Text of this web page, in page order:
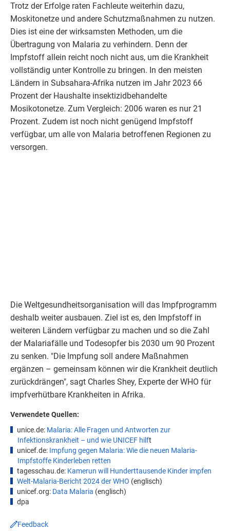
Trotz der Erfolge raten Fachleute weiterhin dazu,
Moskitonetze und andere Schutzmaßnahmen zu nutzen.
Dies ist eine der wirksamsten Methoden, um die
Übertragung von Malaria zu verhindern. Denn der
Impfstoff allein reicht noch nicht aus, um die Krankheit
vollständig unter Kontrolle zu bringen. In den meisten
Ländern in Subsahara-Afrika nutzen im Jahr 2023 66
Prozent der Haushalte insektizidbehandelte
Mosikotonetze. Zum Vergleich: 2006 waren es nur 21
Prozent. Zudem ist noch nicht genügend Impfstoff
verfügbar, um alle von Malaria betroffenen Regionen zu
versorgen.
Die Weltgesundheitsorganisation will das Impfprogramm
deshalb weiter ausbauen. Ziel ist es, den Impfstoff in
weiteren Ländern verfügbar zu machen und so die Zahl
der Malariafälle und Todesopfer bis 2030 um 90 Prozent
zu senken. "Die Impfung soll andere Maßnahmen
ergänzen – gemeinsam können wir die Krankheit deutlich
zurückdrängen", sagt Charles Shey, Experte der WHO für
impfverhütbare Krankheiten in Afrika.
Verwendete Quellen:
unice.de: Malaria: Alle Fragen und Antworten zur
Infektionskrankheit – und wie UNICEF hilft
unicef.de: Impfung gegen Malaria: Wie die neuen Malaria-
Impfstoffe Kinderleben retten
tagesschau.de: Kamerun will Hunderttausende Kinder impfen
Welt-Malaria-Bericht 2024 der WHO (englisch)
unicef.org: Data Malaria (englisch)
dpa
Feedback